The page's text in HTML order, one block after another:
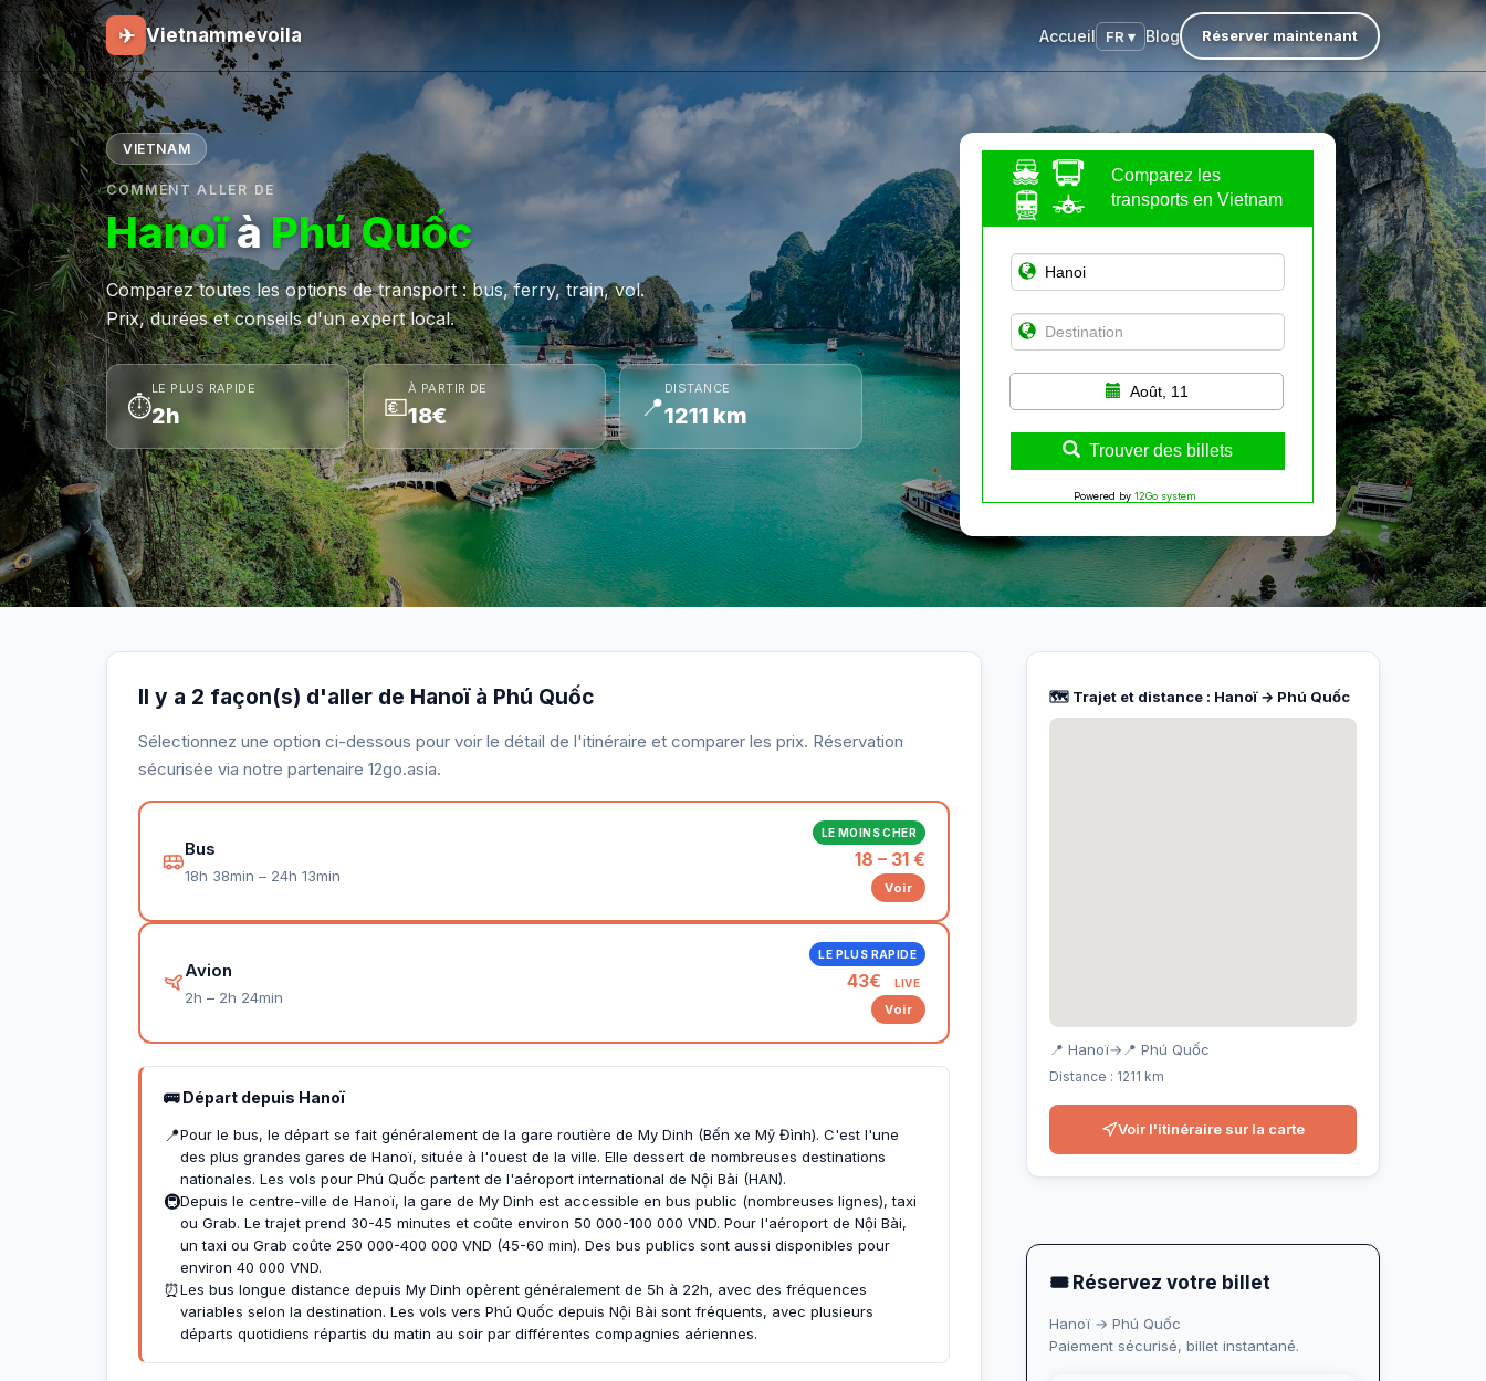
✈ Vietnammevoila Accueil FR ▾ Blog Réserver maintenant
VIETNAM
COMMENT ALLER DE
HanoïàPhú Quốc
Comparez toutes les options de transport : bus, ferry, train, vol.
Prix, durées et conseils d'un expert local.
⏱
LE PLUS RAPIDE
2h 💶
À PARTIR DE
18€ 📍
DISTANCE
1211 km
Comparez les
transports en Vietnam
Août, 11
Trouver des billets
Powered by 12Go system
🗺️ Trajet et distance : Hanoï → Phú Quốc
📍 Hanoï→ 📍 Phú Quốc
Distance : 1211 km
Voir l'itinéraire sur la carte
Il y a 2 façon(s) d'aller de Hanoï à Phú Quốc
Sélectionnez une option ci-dessous pour voir le détail de l'itinéraire et comparer les prix. Réservation
sécurisée via notre partenaire 12go.asia.
Bus
18h 38min – 24h 13min
LE MOINS CHER
18 – 31 €
Voir
Avion
2h – 2h 24min
LE PLUS RAPIDE
43€ LIVE
Voir
🚌 Départ depuis Hanoï
📍Pour le bus, le départ se fait généralement de la gare routière de My Dinh (Bến xe Mỹ Đình). C'est l'une
des plus grandes gares de Hanoï, située à l'ouest de la ville. Elle dessert de nombreuses destinations
nationales. Les vols pour Phú Quốc partent de l'aéroport international de Nội Bài (HAN).
🚇Depuis le centre-ville de Hanoï, la gare de My Dinh est accessible en bus public (nombreuses lignes), taxi
ou Grab. Le trajet prend 30-45 minutes et coûte environ 50 000-100 000 VND. Pour l'aéroport de Nội Bài,
un taxi ou Grab coûte 250 000-400 000 VND (45-60 min). Des bus publics sont aussi disponibles pour
environ 40 000 VND.
⏰Les bus longue distance depuis My Dinh opèrent généralement de 5h à 22h, avec des fréquences
variables selon la destination. Les vols vers Phú Quốc depuis Nội Bài sont fréquents, avec plusieurs
départs quotidiens répartis du matin au soir par différentes compagnies aériennes.
🎟 Réservez votre billet
Hanoï → Phú Quốc
Paiement sécurisé, billet instantané.